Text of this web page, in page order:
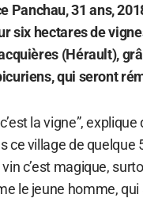
Panchau, 31 ans,
six hectares de
(Hérault),
qui seront
la vigne”,
ce village de
vin c’est magique,
le jeune homme,